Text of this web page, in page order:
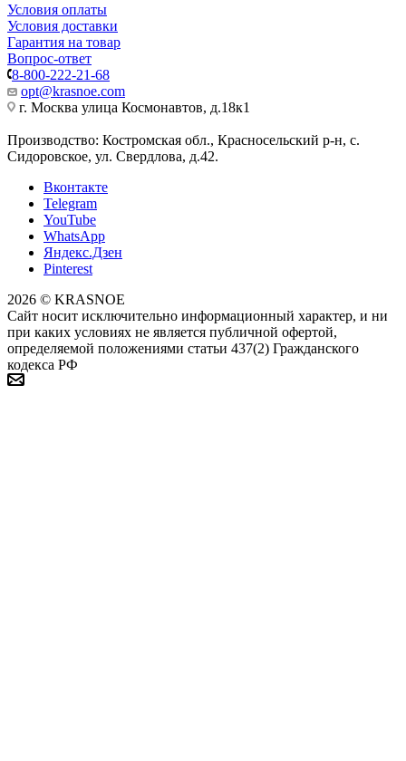
Условия оплаты
Условия доставки
Гарантия на товар
Вопрос-ответ
8-800-222-21-68
opt@krasnoe.com
г. Москва улица Космонавтов, д.18к1
Производство: Костромская обл., Красносельский р-н, с.
Сидоровское, ул. Свердлова, д.42.
Вконтакте
Telegram
YouTube
WhatsApp
Яндекс.Дзен
Pinterest
2026 © KRASNOE
Сайт носит исключительно информационный характер, и ни
при каких условиях не является публичной офертой,
определяемой положениями статьи 437(2) Гражданского
кодекса РФ